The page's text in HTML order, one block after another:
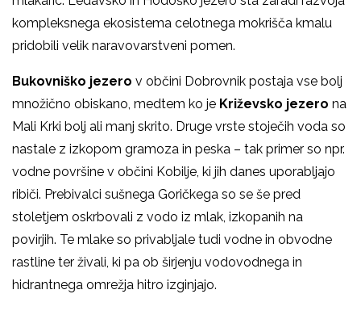
kompleksnega ekosistema celotnega mokrišča kmalu
pridobili velik naravovarstveni pomen.
Bukovniško jezero v občini Dobrovnik postaja vse bolj
množično obiskano, medtem ko je Križevsko jezero na
Mali Krki bolj ali manj skrito. Druge vrste stoječih voda so
nastale z izkopom gramoza in peska – tak primer so npr.
vodne površine v občini Kobilje, ki jih danes uporabljajo
ribiči. Prebivalci sušnega Goričkega so se še pred
stoletjem oskrbovali z vodo iz mlak, izkopanih na
povirjih. Te mlake so privabljale tudi vodne in obvodne
rastline ter živali, ki pa ob širjenju vodovodnega in
hidrantnega omrežja hitro izginjajo.